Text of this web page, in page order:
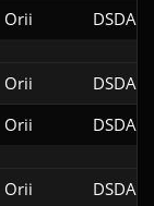
Orii DSDA-
Orii
DSDA-
Orii DSDA-
Orii DSDA-